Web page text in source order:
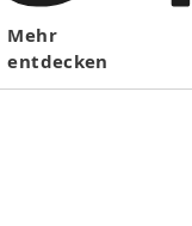
Mehr
entdecken